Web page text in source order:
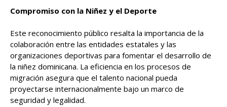
Compromiso con la Niñez y el Deporte
Este reconocimiento público resalta la importancia de la
colaboración entre las entidades estatales y las
organizaciones deportivas para fomentar el desarrollo de
la niñez dominicana. La eficiencia en los procesos de
migración asegura que el talento nacional pueda
proyectarse internacionalmente bajo un marco de
seguridad y legalidad.